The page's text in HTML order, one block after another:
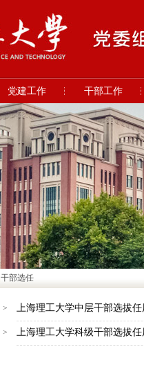
党建工作 干部工作
干部选任
> 上海理工大学中层干部选拔
> 上海理工大学科级干部选拔